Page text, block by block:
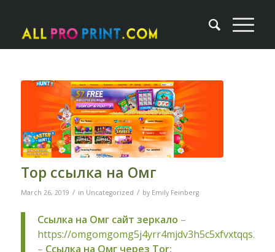
Тор ссылка на Омг
March 26, 2019 / in Uncategorized / by Emily Feinberg
Ссылка на Омг сайт зеркало –
https://
– Ссылка на Омг через Tor: